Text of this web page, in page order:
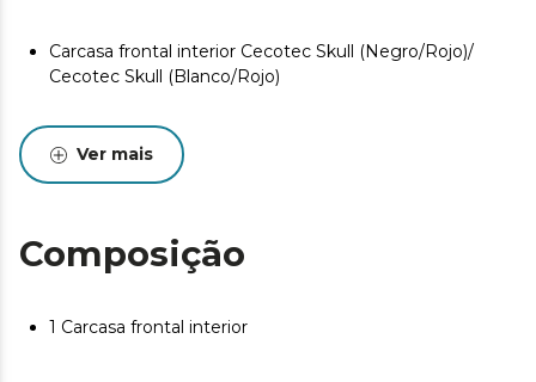
Carcasa frontal interior Cecotec Skull (Negro/Rojo)/
Cecotec Skull (Blanco/Rojo)
Ver mais
Composição
1 Carcasa frontal interior